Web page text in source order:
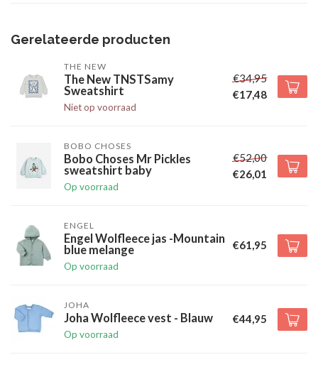
Gerelateerde producten
THE NEW
The New TNSTSamy
Sweatshirt
Niet op voorraad
€34,95
€17,48
BOBO CHOSES
Bobo Choses Mr Pickles
sweatshirt baby
Op voorraad
€52,00
€26,01
ENGEL
Engel Wolfleece jas -Mountain
blue melange
Op voorraad
€61,95
JOHA
Joha Wolfleece vest - Blauw
Op voorraad
€44,95